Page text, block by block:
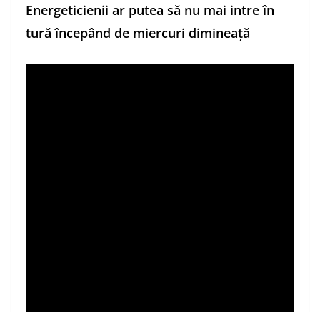
Energeticienii ar putea să nu mai intre în
tură începând de miercuri dimineață